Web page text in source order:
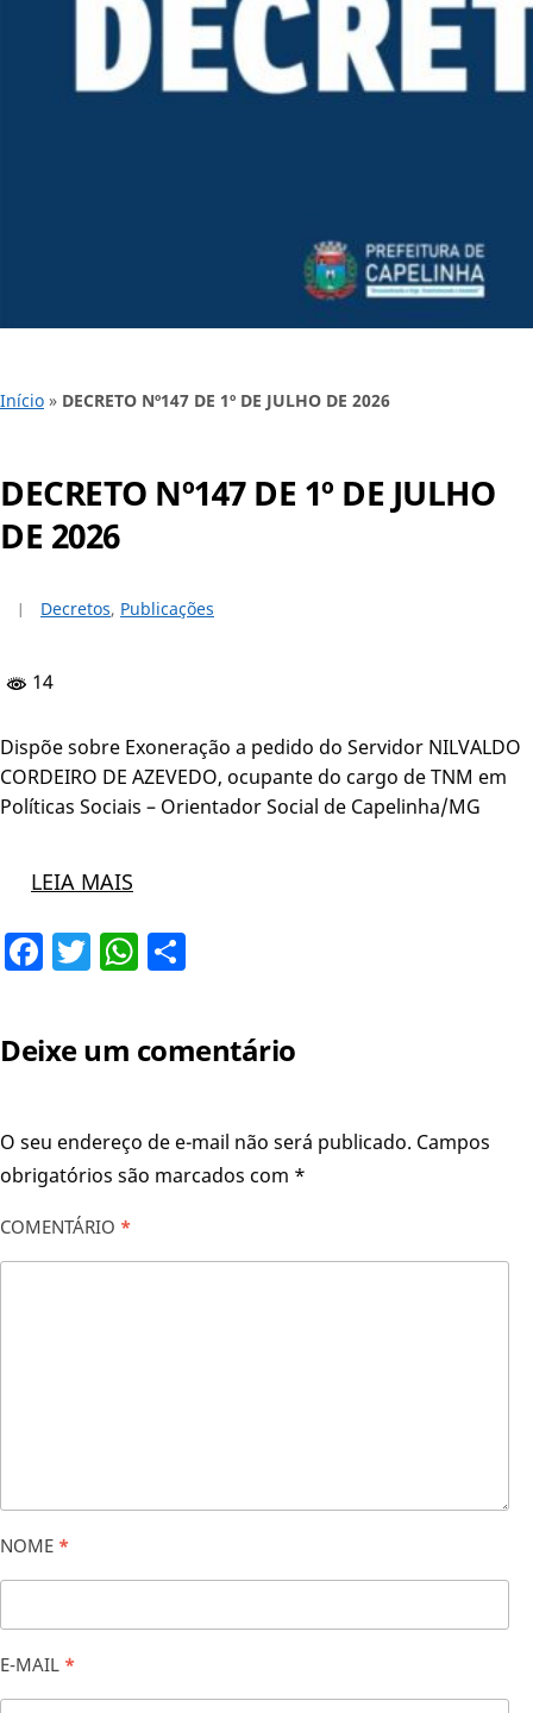
Início » DECRETO Nº147 DE 1º DE JULHO DE 2026
DECRETO Nº147 DE 1º DE JULHO
DE 2026
Decretos, Publicações
14
Dispõe sobre Exoneração a pedido do Servidor NILVALDO
CORDEIRO DE AZEVEDO, ocupante do cargo de TNM em
Políticas Sociais – Orientador Social de Capelinha/MG
LEIA MAIS
Facebook
TwitterWhatsApp
Deixe um comentário
O seu endereço de e-mail não será publicado. Campos
obrigatórios são marcados com *
COMENTÁRIO *
NOME *
E-MAIL *